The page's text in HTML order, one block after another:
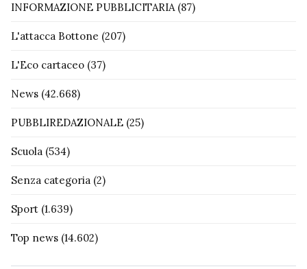
INFORMAZIONE PUBBLICITARIA(87)
L'attacca Bottone (207)
L'Eco cartaceo (37)
News (42.668)
PUBBLIREDAZIONALE (25)
Scuola (534)
Senza categoria (2)
Sport (1.639)
Top news (14.602)